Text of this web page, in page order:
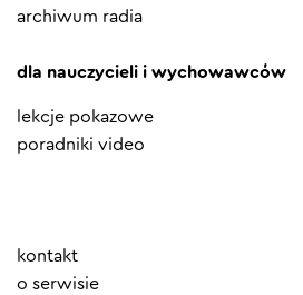
archiwum radia
dla nauczycieli i wychowawców
lekcje pokazowe
poradniki video
Element
menu
kontakt
o serwisie